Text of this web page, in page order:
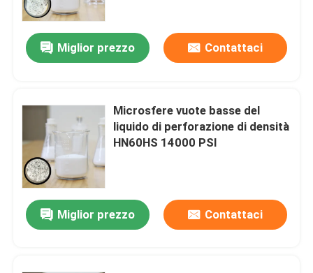
Miglior prezzo Contattaci
Microsfere vuote basse del
liquido di perforazione di densità
HN60HS 14000 PSI
Miglior prezzo Contattaci